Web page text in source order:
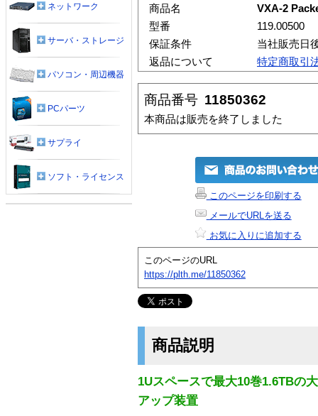
商品名
VXA-2
型番
119.00500
保証条件
当社販売日
返品について
特定商取引
商品番号 11850362
本商品は販売を終了しました
このページを印刷する
メールでURLを送る
お気に入りに追加する
このページのURL
https://plth.me/11850362
商品説明
1Uスペースで最大10巻1.6TBの
アップ装置
ネットワーク
サーバ・ストレージ
パソコン・周辺機器
PCパーツ
サプライ
ソフト・ライセンス